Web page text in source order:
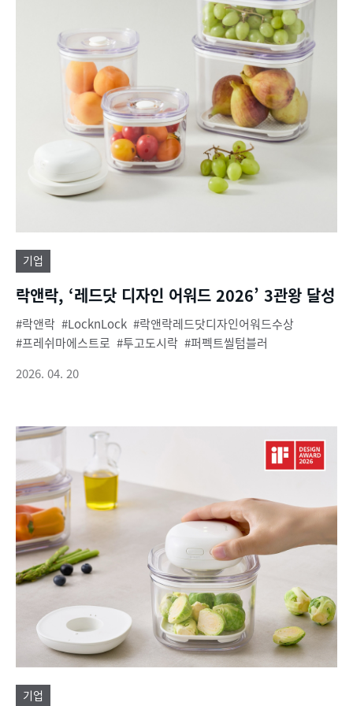
기업
락앤락, ‘레드닷 디자인 어워드 2026’ 3관왕 달성
락앤락 LocknLock
락앤락레드닷디자인어워드수상
프레쉬마에스트로
투고도시락
퍼펙트씰텀블러
2026. 04. 20
기업